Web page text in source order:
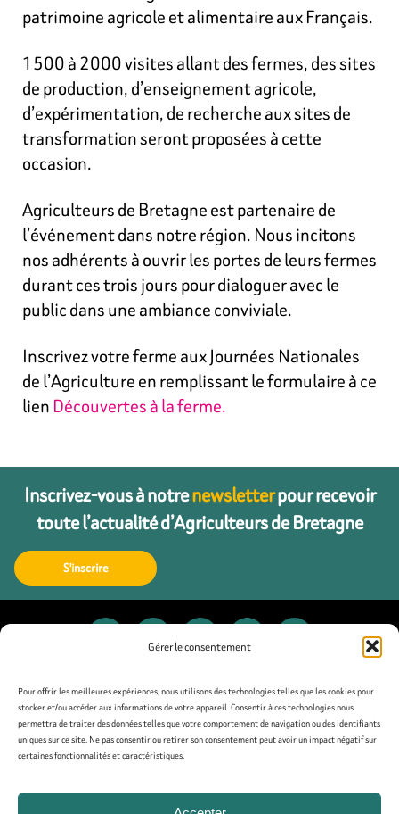
Gérer le consentement
Pour offrir les meilleures expériences, nous utilisons des technologies telles que les cookies pour
stocker et/ou accéder aux informations de votre appareil. Consentir à ces technologies nous
permettra de traiter des données telles que votre comportement de navigation ou des identifiants
uniques sur ce site. Ne pas consentir ou retirer son consentement peut avoir un impact négatif sur
certaines fonctionnalités et caractéristiques.
patrimoine agricole et alimentaire aux Français.
1500 à 2000 visitesallant des fermes, des sites
de production, d’enseignement agricole,
d’expérimentation, de recherche aux sites de
transformation seront proposées à cette
occasion.
Agriculteurs de Bretagne est partenaire de
l’événement dans notre région. Nous incitons
nos adhérents à ouvrir les portes de leurs fermes
durant ces trois jours pour dialoguer avec le
public dans une ambiance conviviale.
Inscrivez votre ferme aux Journées Nationales
de l’Agriculture en remplissant le formulaire à ce
lien Découvertes à la ferme.
Inscrivez-vous à notrenewsletterpour recevoir
toute l’actualité d’Agriculteurs de Bretagne
S'inscrire
Contact
Presse